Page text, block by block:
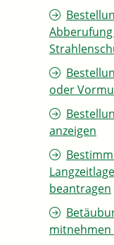
oder
anzeigen
beantragen
mitnehmen